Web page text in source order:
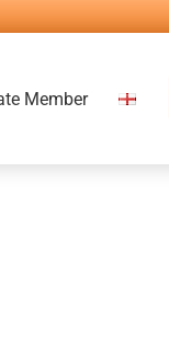
Member